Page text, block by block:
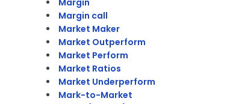
Margin call
Market Maker
Market Outperform
Market Perform
Market Ratios
Market Underperform
Mark-to-Market